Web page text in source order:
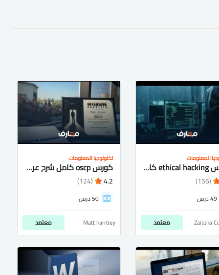
المعلومات
كورس ethical hacking كامل شرح عربى
(156)
49 درس
Zaitona معتمد
تكنولوجيا المعلومات
كورس oscp كامل شرح عربى للمبتدئين
4.2
(124)
50 درس
Matt harr0ey معتمد